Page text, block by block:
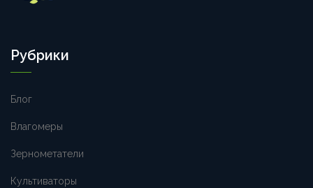
Рубрики
Блог
Влагомеры
Зернометатели
Культиваторы